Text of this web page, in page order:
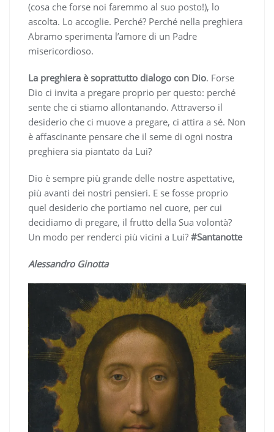
(cosa che forse noi faremmo al suo posto!), lo
ascolta. Lo accoglie. Perché? Perché nella preghiera
Abramo sperimenta l’amore di un Padre
misericordioso.
La preghiera è soprattutto dialogo con Dio. Forse
Dio ci invita a pregare proprio per questo: perché
sente che ci stiamo allontanando. Attraverso il
desiderio che ci muove a pregare, ci attira a sé. Non
è affascinante pensare che il seme di ogni nostra
preghiera sia piantato da Lui?
Dio è sempre più grande delle nostre aspettative,
più avanti dei nostri pensieri. E se fosse proprio
quel desiderio che portiamo nel cuore, per cui
decidiamo di pregare, il frutto della Sua volontà?
Un modo per renderci più vicini a Lui? #Santanotte
Alessandro Ginotta